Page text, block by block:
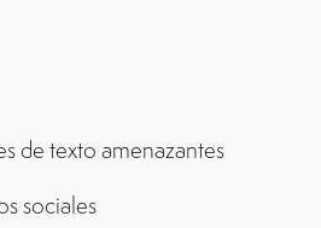
de texto amenazantes
sociales